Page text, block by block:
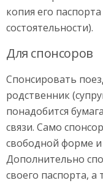
копия его
состоятельности).
Для спонсоров
Спонсировать
родственник
понадобится
связи. Само
свободной форме и
Дополнительно
своего паспорта,